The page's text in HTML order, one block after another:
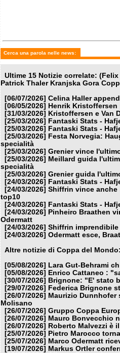
Cerca una parola nelle news:
Ultime 15 Notizie correlate:
Patrick Thaler Kranjska Gora
[06/07/2026] Celina Haller
[06/05/2026]
Henrik Kristoffersen
[31/03/2026]
Kristoffersen e Van
[25/03/2026]
Fantaski Stats -
[25/03/2026]
Fantaski Stats -
[25/03/2026]
Festa Norvegia:
specialità
[25/03/2026] Grenier vince
[25/03/2026] Meillard guida
specialità
[25/03/2026] Grenier guida
[24/03/2026]
Fantaski Stats -
[24/03/2026] Shiffrin vince anche
top10
[24/03/2026]
Fantaski Stats -
[24/03/2026]
Pinheiro Braathen
Odermatt
[24/03/2026] Shiffrin imprendibile
[24/03/2026] Odermatt esce,
Altre notizie di Coppa del
[05/08/2026]
Lara Gut-Behrami
[05/08/2026]
Enrico Cattaneo :
[30/07/2026]
Brignone: "E' stato
[29/07/2026]
Federica Brignone
[26/07/2026] Maurizio Dunnhofer
Molisano
[26/07/2026] Gruppo Coppa
[26/07/2026] Mauro Bonvecchio
[26/07/2026]
Roberto Malvezzi è
[25/07/2026]
Pietro Marocco
[25/07/2026] Marco Odermatt
[19/07/2026] Markus Ortler